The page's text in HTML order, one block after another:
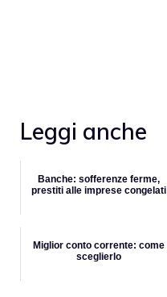
Leggi anche
Banche: sofferenze ferme,
prestiti alle imprese congelati
Miglior conto corrente: come
sceglierlo